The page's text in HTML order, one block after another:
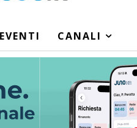
CANALI